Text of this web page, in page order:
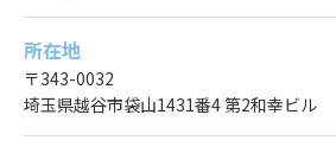
所在地
〒343-0032
埼玉県越谷市袋山1431番4 第2和幸ビル